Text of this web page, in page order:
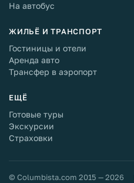
На автобус
ЖИЛЬЁ И ТРАНСПОРТ
Гостиницы и отели
Аренда авто
Трансфер в аэропорт
ЕЩЁ
Готовые туры
Экскурсии
Страховки
© Columbista.com 2015 — 2026